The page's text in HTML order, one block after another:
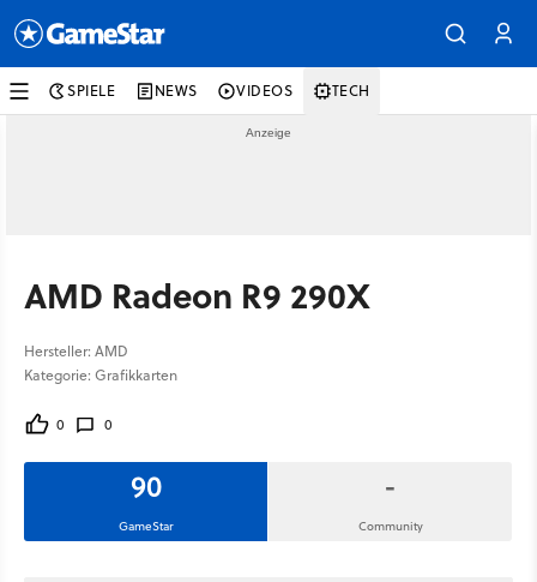
SPIELE NEWS VIDEOS TECH
AMD Radeon R9 290X
Hersteller: AMD
Kategorie: Grafikkarten
0 0
90
GameStar
-
Community